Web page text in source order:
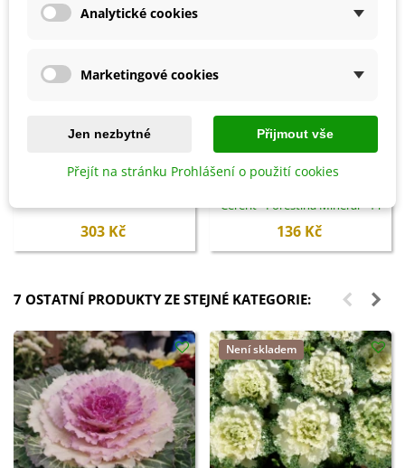
303 Kč
Cererit - Forestina Mineral - 1 l
136 Kč
7 OSTATNÍ PRODUKTY ZE STEJNÉ KATEGORIE:
Není skladem
Analytické cookies
Marketingové cookies
Jen nezbytné Přijmout vše
Přejít na stránku Prohlášení o použití cookies